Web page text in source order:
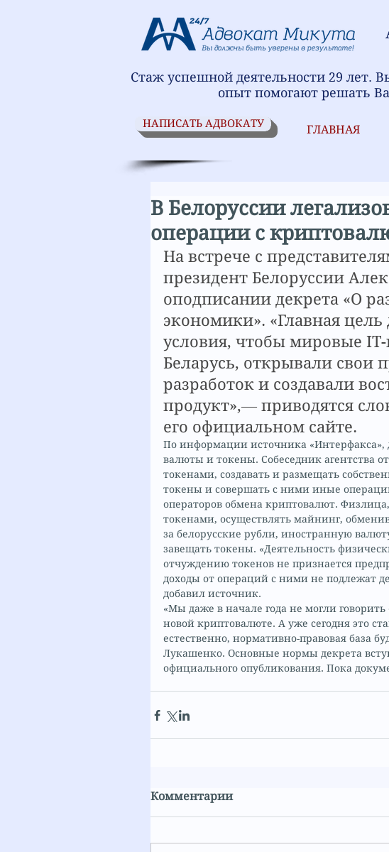
Стаж успешной деятельности 29 лет.
опыт помогают решать
НАПИСАТЬ АДВОКАТУ ГЛАВНАЯ
В Белоруссии
операции с
На встрече с
президент Белоруссии
оподписании декрета «О
экономики». «Главная
условия, чтобы мировые
Беларусь, открывали свои
разработок и создавали
продукт»,— приводятся
его официальном сайте.
По информации источника «Интерфакса»,
валюты и токены. Собеседник агентства
токенами, создавать и размещать
токены и совершать с ними иные
операторов обмена криптовалют. Физлица,
токенами, осуществлять майнинг,
за белорусские рубли, иностранную
завещать токены. «Деятельность
отчуждению токенов не признается
доходы от операций с ними не подлежат
добавил источник.
«Мы даже в начале года не могли
новой криптовалюте. А уже сегодня это
естественно, нормативно-правовая база
Лукашенко. Основные нормы декрета
официального опубликования. Пока
Комментарии